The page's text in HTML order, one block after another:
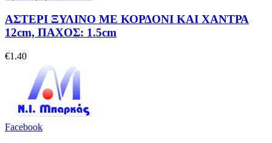
ΑΣΤΕΡΙ ΞΥΛΙΝΟ ΜΕ ΚΟΡΔΟΝΙ ΚΑΙ ΧΑΝΤΡΑ
12cm, ΠΑΧΟΣ: 1.5cm
€1.40
Facebook